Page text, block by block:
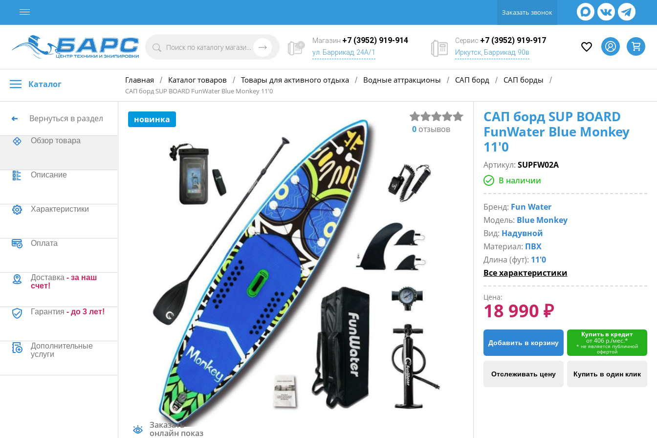
Заказать звонок
Магазин +7 (3952) 919-914
ул. Баррикад, 24А/1
Сервис +7 (3952) 919-917
Иркутск, Баррикад, 90в
Каталог Главная / Каталог товаров / Товары для активного отдыха / Водные аттракционы / САП борд / САП борды /
САП борд SUP BOARD FunWater Blue Monkey 11'0
Вернуться в раздел
Обзор товара
Описание
Характеристики
Оплата
Доставка - за наш
счет!
Гарантия - до 3 лет!
Дополнительные
услуги
новинка
0отзывов
Заказать
онлайн показ
САП борд SUP BOARD
FunWater Blue Monkey
11'0
Артикул: SUPFW02A
В наличии
Бренд: Fun Water
Модель: Blue Monkey
Вид: Надувной
Материал: ПВХ
Длина (фут): 11'0
Все характеристики
Цена:
18 990 ₽
Добавить в корзину
Купить в кредит
от 406 р./мес.*
* не является публичной
офертой
Отслеживать цену Купить в один клик